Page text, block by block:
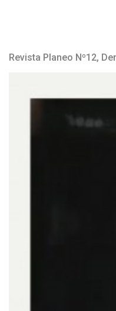
Revista Planeo Nº12,